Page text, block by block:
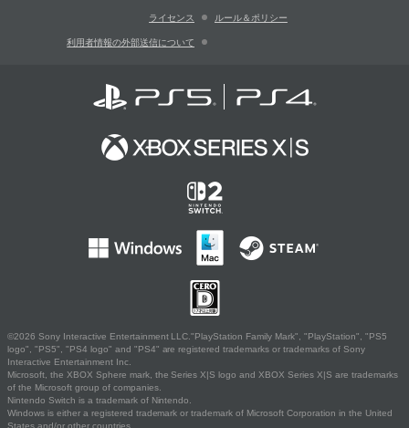
ライセンス ルール＆ポリシー
利用者情報の外部送信について
©2026 Sony Interactive Entertainment LLC."PlayStation Family Mark", "PlayStation", "PS5
logo", "PS5", "PS4 logo" and "PS4" are registered trademarks or trademarks of Sony
Interactive Entertainment Inc.
Microsoft, the XBOX Sphere mark, the Series X|S logo and XBOX Series X|S are trademarks
of the Microsoft group of companies.
Nintendo Switch is a trademark of Nintendo.
Windows is either a registered trademark or trademark of Microsoft Corporation in the United
States and/or other countries.